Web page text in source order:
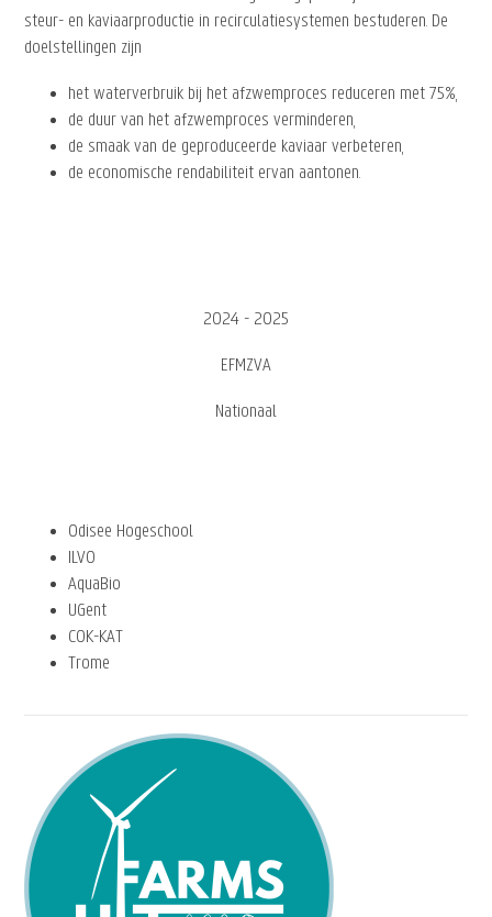
steur- en kaviaarproductie in recirculatiesystemen bestuderen. De
doelstellingen zijn
het waterverbruik bij het afzwemproces reduceren met 75%,
de duur van het afzwemproces verminderen,
de smaak van de geproduceerde kaviaar verbeteren,
de economische rendabiliteit ervan aantonen.
2024 - 2025
EFMZVA
Nationaal
Odisee Hogeschool
ILVO
AquaBio
UGent
COK-KAT
Trome